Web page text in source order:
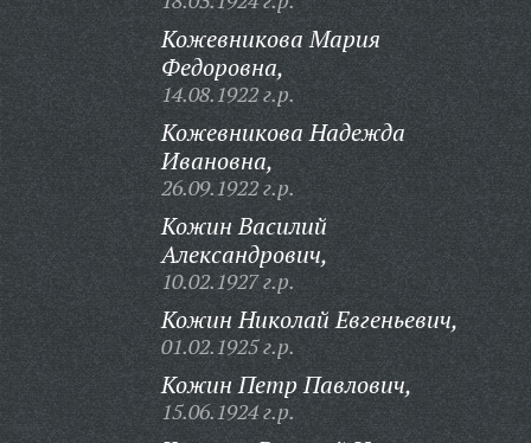
Кожевникова Мария
Федоровна,
14.08.1922 г.р.
Кожевникова Надежда
Ивановна,
26.09.1922 г.р.
Кожин Василий
Александрович,
10.02.1927 г.р.
Кожин Николай Евгеньевич,
01.02.1925 г.р.
Кожин Петр Павлович,
15.06.1924 г.р.